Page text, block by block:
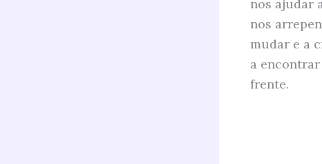
nos ajudar
nos
mudar e a
a
frente.